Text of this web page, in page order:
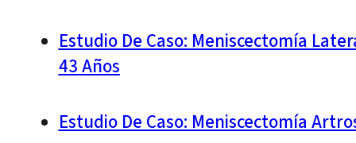
Estudio De Caso: Meniscectomía
43 Años
Estudio De Caso: Meniscectomía